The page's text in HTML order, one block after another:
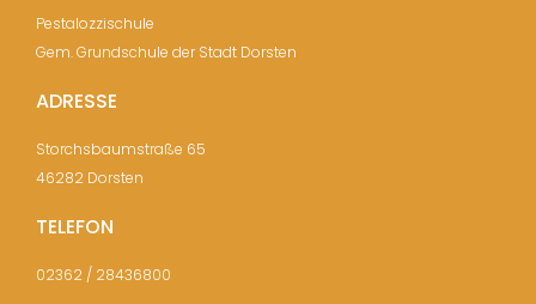
Pestalozzischule
Gem. Grundschule der Stadt Dorsten
ADRESSE
Storchsbaumstraße 65
46282 Dorsten
TELEFON
02362 / 28436800